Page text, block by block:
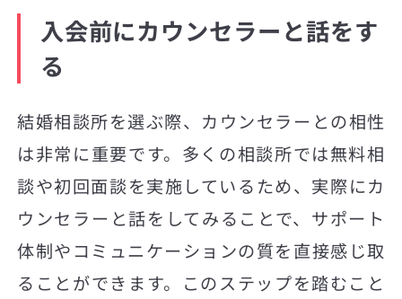
入会前にカウンセラーと話をす
る
結婚相談所を選ぶ際、カウンセラーとの相性
は非常に重要です。多くの相談所では無料相
談や初回面談を実施しているため、実際にカ
ウンセラーと話をしてみることで、サポート
体制やコミュニケーションの質を直接感じ取
ることができます。このステップを踏むこと